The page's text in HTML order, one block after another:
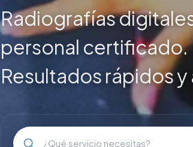
Radiografías
personal certificado.
Resultados rápidos